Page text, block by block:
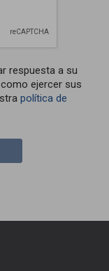
respuesta a su
ejercer sus
política de